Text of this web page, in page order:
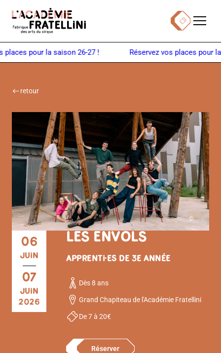
Billetterie
Menu
pour la saison 26-27 !
retour
©
06
JUIN
07
JUIN
2026
LES ENVOLS
APPRENTI·ES DE 3E ANNÉE
Dès 8 ans
Grand Chapiteau de l'Académie Fratellini
De 7 à 20€
Réserver
Panneau de gestion des cookies